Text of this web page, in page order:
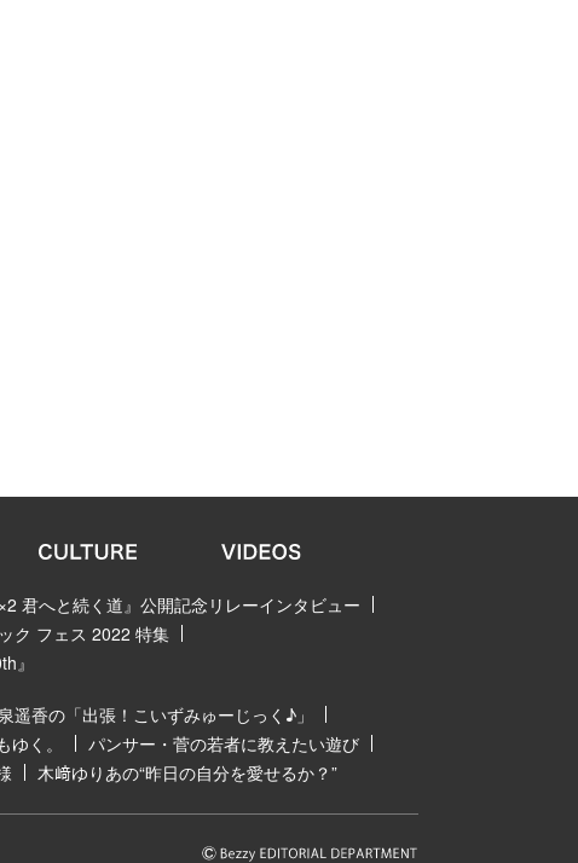
君へと続く道』公開記念リレーインタビュー
ク フェス 2022 特集
』
遥香の「出張！こいずみゅーじっく♪」
く。
パンサー・菅の若者に教えたい遊び
木﨑ゆりあの“昨日の自分を愛せるか？”